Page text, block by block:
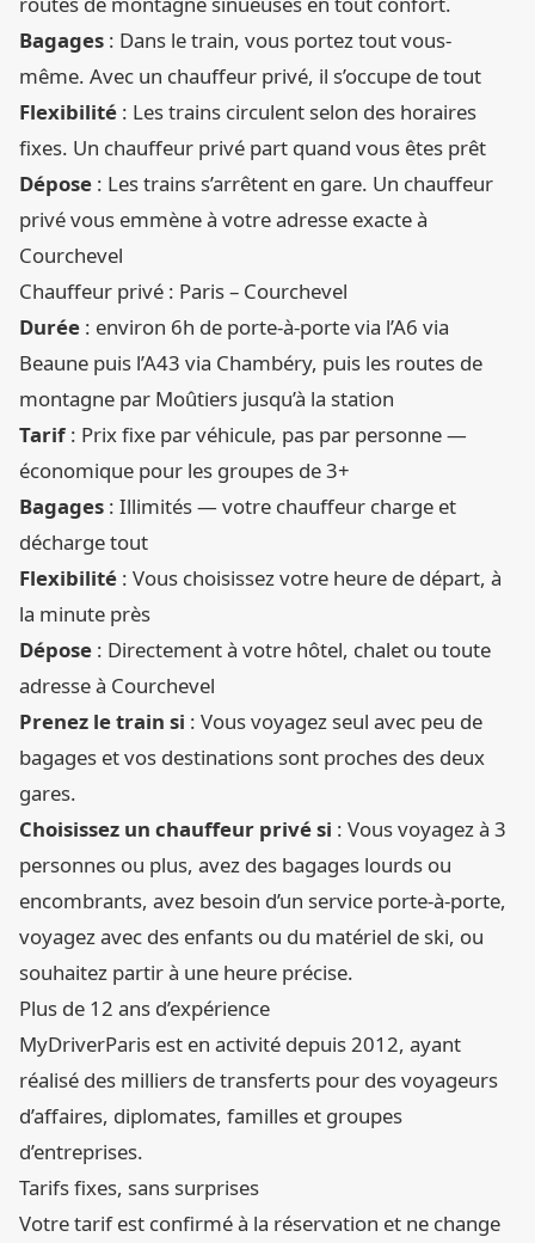
Bagages : Dans le train, vous portez tout vous-
même. Avec un chauffeur privé, il s’occupe de tout
Flexibilité : Les trains circulent selon des horaires
fixes. Un chauffeur privé part quand vous êtes prêt
Dépose : Les trains s’arrêtent en gare. Un chauffeur
privé vous emmène à votre adresse exacte à
Courchevel
Chauffeur privé : Paris – Courchevel
Durée : environ 6h de porte-à-porte via l’A6 via
Beaune puis l’A43 via Chambéry, puis les routes de
montagne par Moûtiers jusqu’à la station
Tarif : Prix fixe par véhicule, pas par personne —
économique pour les groupes de 3+
Bagages : Illimités — votre chauffeur charge et
décharge tout
Flexibilité : Vous choisissez votre heure de départ, à
la minute près
Dépose : Directement à votre hôtel, chalet ou toute
adresse à Courchevel
Prenez le train si : Vous voyagez seul avec peu de
bagages et vos destinations sont proches des deux
gares.
Choisissez un chauffeur privé si : Vous voyagez à 3
personnes ou plus, avez des bagages lourds ou
encombrants, avez besoin d’un service porte-à-porte,
voyagez avec des enfants ou du matériel de ski, ou
souhaitez partir à une heure précise.
Plus de 12 ans d’expérience
MyDriverParis est en activité depuis 2012, ayant
réalisé des milliers de transferts pour des voyageurs
d’affaires, diplomates, familles et groupes
d’entreprises.
Tarifs fixes, sans surprises
Votre tarif est confirmé à la réservation et ne change